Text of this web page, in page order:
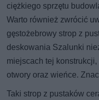
ciężkiego sprzętu
Warto również zwrócić
gęstożebrowy strop z
deskowania Szalunki
miejscach tej
otwory oraz wieńce.
Taki strop z pustaków